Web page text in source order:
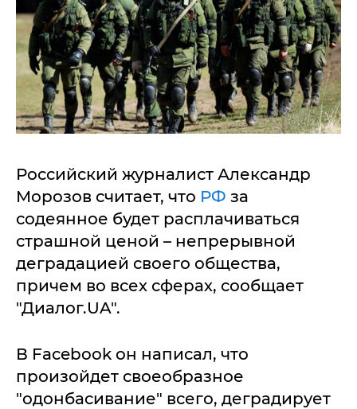
Российский журналист Александр
Морозов считает, что РФ за
содеянное будет расплачиваться
страшной ценой – непрерывной
деградацией своего общества,
причем во всех сферах, сообщает
"Диалог.UA".
В Facebook он написал, что
произойдет своеобразное
"одонбасивание" всего, деградирует